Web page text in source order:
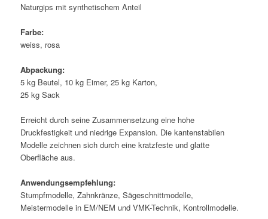
Naturgips mit synthetischem Anteil
Farbe:
weiss, rosa
Abpackung:
5 kg Beutel, 10 kg Eimer, 25 kg Karton,
25 kg Sack
Erreicht durch seine Zusammensetzung eine hohe
Druckfestigkeit und niedrige Expansion. Die kantenstabilen
Modelle zeichnen sich durch eine kratzfeste und glatte
Oberfläche aus.
Anwendungsempfehlung:
Stumpfmodelle, Zahnkränze, Sägeschnittmodelle,
Meistermodelle in EM/NEM und VMK-Technik, Kontrollmodelle.